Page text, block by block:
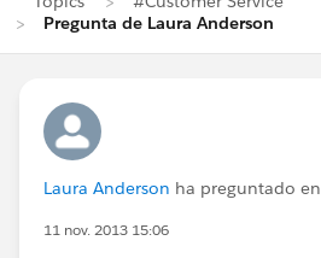
Pregunta de Laura Anderson
Laura Anderson ha preguntado en
11 nov. 2013 15:06